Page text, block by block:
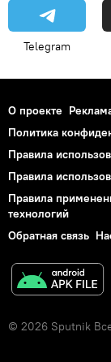
Telegram
О проекте
Политика
Правила
Правила
Правила
технологий
Обратная связь
© 2026 Sputnik